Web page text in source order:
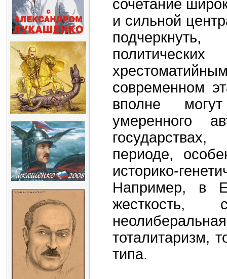
сочетание
и сильной
современном
вполне
умеренного
периоде,
историко-
Например, в
жесткость,
тоталитаризм,
типа.